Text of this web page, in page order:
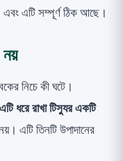
এটি সম্পূর্ণ ঠিক আছে।
নিচে কী ঘটে।
ধরে রাখা টিস্যুর একটি
এটি তিনটি উপাদানের